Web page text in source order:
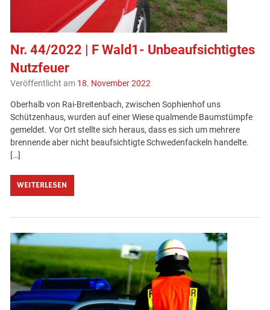
Nr. 44/2022 | F Wald1- Unbeaufsichtigtes
Nutzfeuer
Veröffentlicht am 18. November 2022
Oberhalb von Rai-Breitenbach, zwischen Sophienhof uns
Schützenhaus, wurden auf einer Wiese qualmende Baumstümpfe
gemeldet. Vor Ort stellte sich heraus, dass es sich um mehrere
brennende aber nicht beaufsichtigte Schwedenfackeln handelte.
[…]
WEITERLESEN